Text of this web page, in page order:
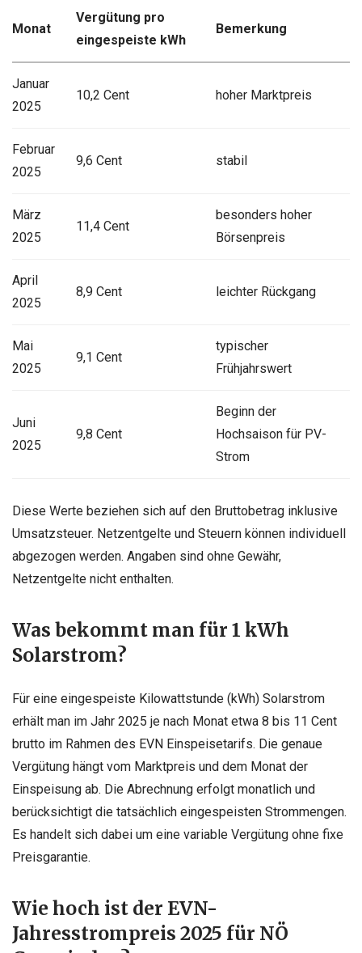
Monat
Vergütung pro
eingespeiste kWh
Bemerkung
Januar
2025
10,2 Cent hoher Marktpreis
Februar
2025
9,6 Cent stabil
März
2025
11,4 Cent
besonders hoher
Börsenpreis
April
2025
8,9 Cent leichter Rückgang
Mai
2025
9,1 Cent
typischer
Frühjahrswert
Juni
2025
9,8 Cent
Beginn der
Hochsaison für PV-
Strom
Diese Werte beziehen sich auf den Bruttobetrag inklusive
Umsatzsteuer. Netzentgelte und Steuern können individuell
abgezogen werden. Angaben sind ohne Gewähr,
Netzentgelte nicht enthalten.
Was bekommt man für 1 kWh
Solarstrom?
Für eine eingespeiste Kilowattstunde (kWh) Solarstrom
erhält man im Jahr 2025 je nach Monat etwa 8 bis 11 Cent
brutto im Rahmen des EVN Einspeisetarifs. Die genaue
Vergütung hängt vom Marktpreis und dem Monat der
Einspeisung ab. Die Abrechnung erfolgt monatlich und
berücksichtigt die tatsächlich eingespeisten Strommengen.
Es handelt sich dabei um eine variable Vergütung ohne fixe
Preisgarantie.
Wie hoch ist der EVN-
Jahresstrompreis 2025 für NÖ